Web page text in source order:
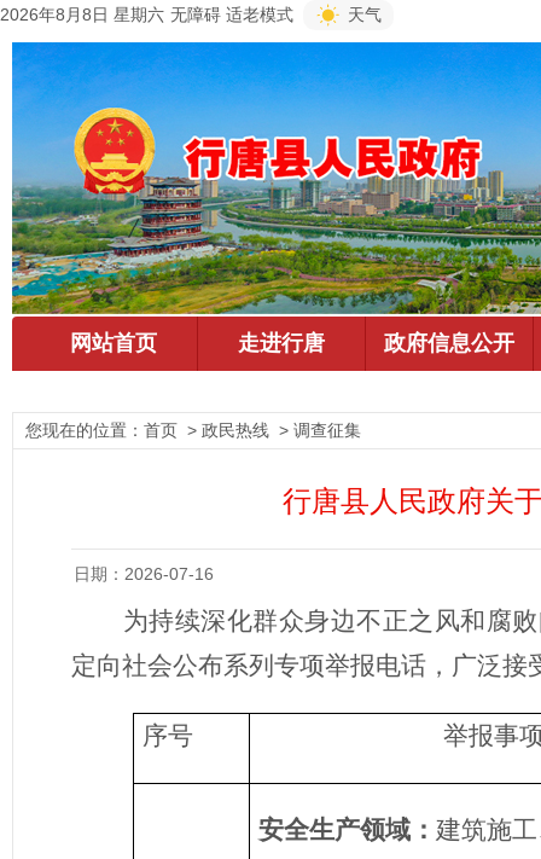
2026年8月8日 星期六 无障碍 适老模式 天气
您现在的位置： 首页 > 政民热线 > 调查征集
行唐县人民政府关
日期：2026-07-16
为持续深化群众身边不正之风和腐
定向社会公布系列专项举报电话，广泛
序号 举报事
安全生产领域： 建筑施